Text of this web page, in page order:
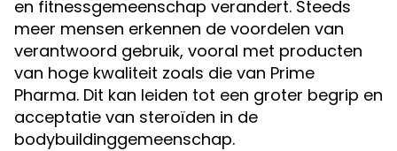
en fitnessgemeenschap verandert. Steeds
meer mensen erkennen de voordelen van
verantwoord gebruik, vooral met producten
van hoge kwaliteit zoals die van Prime
Pharma. Dit kan leiden tot een groter begrip en
acceptatie van steroïden in de
bodybuildinggemeenschap.